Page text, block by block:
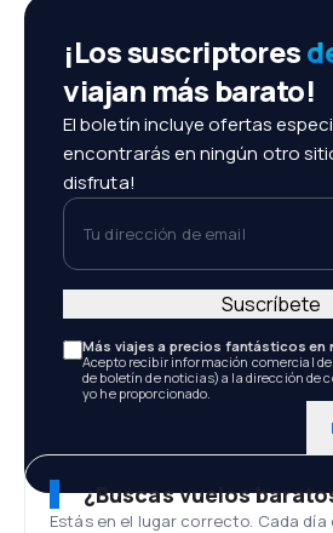
¡Los suscriptores
viajan más barato!
El boletín incluye ofertas
encontrarás en ningún otro
disfruta!
Tu dirección de email
Más viajes a precios fantásticos en
Acepto recibir información comercial de
de boletín de noticias) a la dirección de
yo he proporcionado.
Suscríbete
¿Buscas vuelos
Estás en el lugar correcto. Cada día